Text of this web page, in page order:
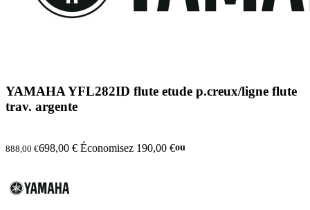
YAMAHA YFL282ID flute etude p.creux/ligne flute
trav. argente
888,00 €698,00 € Économisez 190,00 €ou